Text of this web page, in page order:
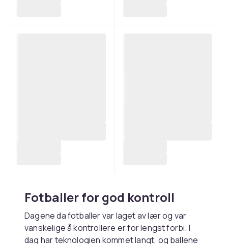
Fotballer for god kontroll
Dagene da fotballer var laget av lær og var
vanskelige å kontrollere er for lengst forbi. I
dag har teknologien kommet langt, og ballene